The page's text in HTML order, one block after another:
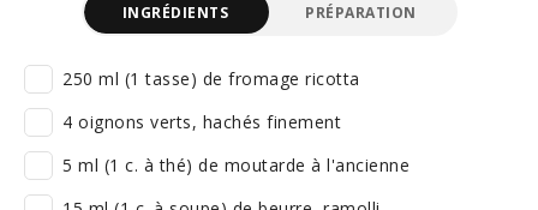
INGRÉDIENTS PRÉPARATION
250 ml (1 tasse) de fromage ricotta
4 oignons verts, hachés finement
5 ml (1 c. à thé) de moutarde à l'ancienne